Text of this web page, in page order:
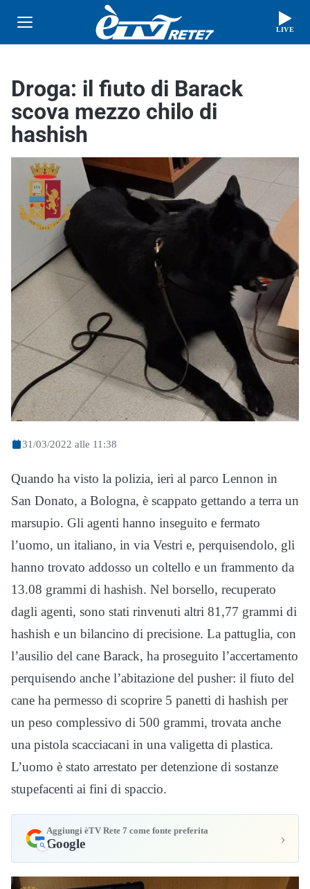
LIVE
Droga: il fiuto di Barack
scova mezzo chilo di
hashish
31/03/2022 alle 11:38
Quando ha visto la polizia, ieri al parco Lennon in
San Donato, a Bologna, è scappato gettando a terra un
marsupio. Gli agenti hanno inseguito e fermato
l’uomo, un italiano, in via Vestri e, perquisendolo, gli
hanno trovato addosso un coltello e un frammento da
13.08 grammi di hashish. Nel borsello, recuperato
dagli agenti, sono stati rinvenuti altri 81,77 grammi di
hashish e un bilancino di precisione. La pattuglia, con
l’ausilio del cane Barack, ha proseguito l’accertamento
perquisendo anche l’abitazione del pusher: il fiuto del
cane ha permesso di scoprire 5 panetti di hashish per
un peso complessivo di 500 grammi, trovata anche
una pistola scacciacani in una valigetta di plastica.
L’uomo è stato arrestato per detenzione di sostanze
stupefacenti ai fini di spaccio.
Aggiungi èTV Rete 7 come fonte preferita
Google ›